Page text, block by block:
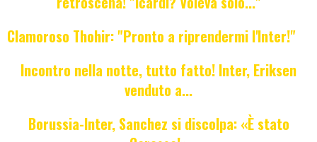
Clamoroso Thohir: "Pronto a riprendermi l'Inter!"
Incontro nella notte, tutto fatto! Inter, Eriksen
venduto a...
Borussia-Inter, Sanchez si discolpa: «È stato